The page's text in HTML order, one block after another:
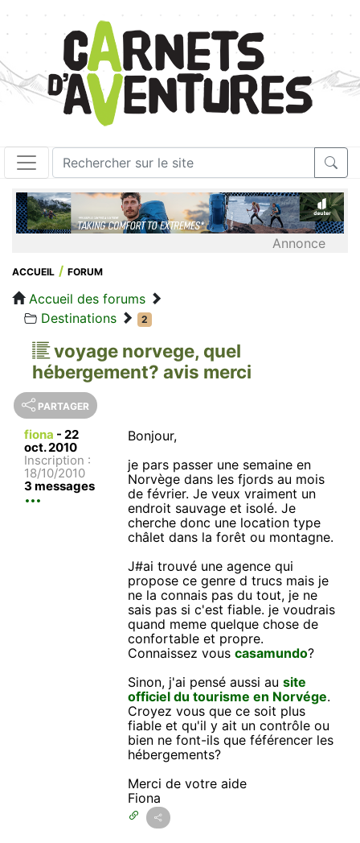
Annonce
ACCUEIL FORUM
Accueil des forums
Destinations
2
voyage norvege, quel
hébergement? avis merci
PARTAGER
fiona - 22
oct. 2010
Inscription :
18/10/2010
3 messages
Bonjour,
je pars passer une semaine en
Norvège dans les fjords au mois
de février. Je veux vraiment un
endroit sauvage et isolé. Je
cherche donc une location type
châlet dans la forêt ou montagne.
J#ai trouvé une agence qui
propose ce genre d trucs mais je
ne la connais pas du tout, je ne
sais pas si c'est fiable. je voudrais
quand meme quelque chose de
confortable et propre.
Connaissez vouscasamundo?
Sinon, j'ai pensé aussi ausite
officiel du tourisme en Norvége.
Croyez vous que ce soit plus
fiable et qu'il y ait un contrôle ou
bien ne font-ils que féférencer les
hébergements?
Merci de votre aide
Fiona